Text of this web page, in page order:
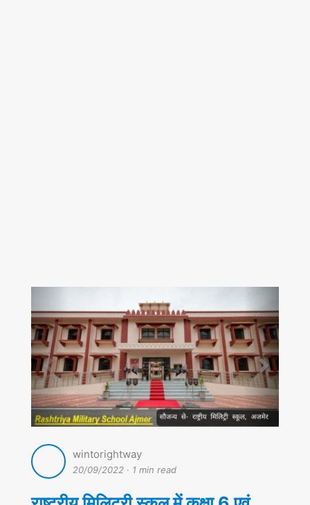
wintorightway
20/09/2022· 1 min read